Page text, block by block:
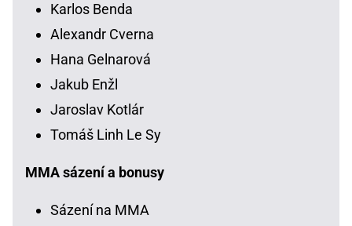
Karlos Benda
Alexandr Cverna
Hana Gelnarová
Jakub Enžl
Jaroslav Kotlár
Tomáš Linh Le Sy
MMA sázení a bonusy
Sázení na MMA